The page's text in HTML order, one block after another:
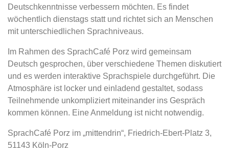
Deutschkenntnisse verbessern möchten. Es findet
wöchentlich dienstags statt und richtet sich an Menschen
mit unterschiedlichen Sprachniveaus.
Im Rahmen des SprachCafé Porz wird gemeinsam
Deutsch gesprochen, über verschiedene Themen diskutiert
und es werden interaktive Sprachspiele durchgeführt. Die
Atmosphäre ist locker und einladend gestaltet, sodass
Teilnehmende unkompliziert miteinander ins Gespräch
kommen können. Eine Anmeldung ist nicht notwendig.
SprachCafé Porz im „mittendrin“, Friedrich-Ebert-Platz 3,
51143 Köln-Porz